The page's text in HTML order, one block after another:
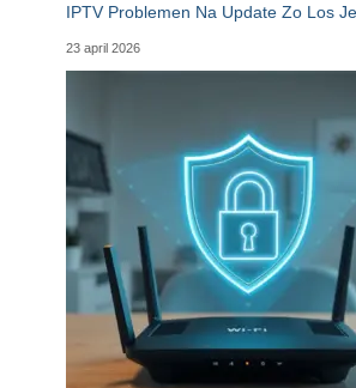
IPTV Problemen Na Update Zo Los
23 april 2026